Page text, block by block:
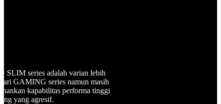
SLIM series adalah varian lebih
GAMING series namun masih
kapabilitas performa tinggi
yang agresif.